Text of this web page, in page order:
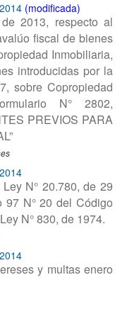
2013, respecto al
fiscal de bienes
Inmobiliaria,
introducidas por la
sobre Copropiedad
N° 2802,
PREVIOS PARA
N° 20.780, de 29
97 N° 20 del Código
N° 830, de 1974.
y multas enero